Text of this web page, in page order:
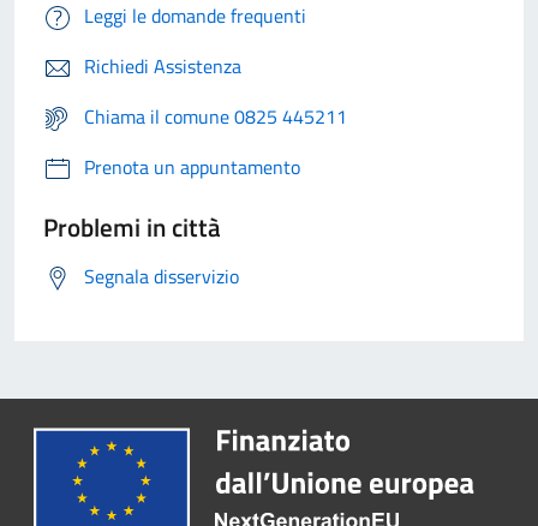
Leggi le domande frequenti
Richiedi Assistenza
Chiama il comune 0825 445211
Prenota un appuntamento
Problemi in città
Segnala disservizio